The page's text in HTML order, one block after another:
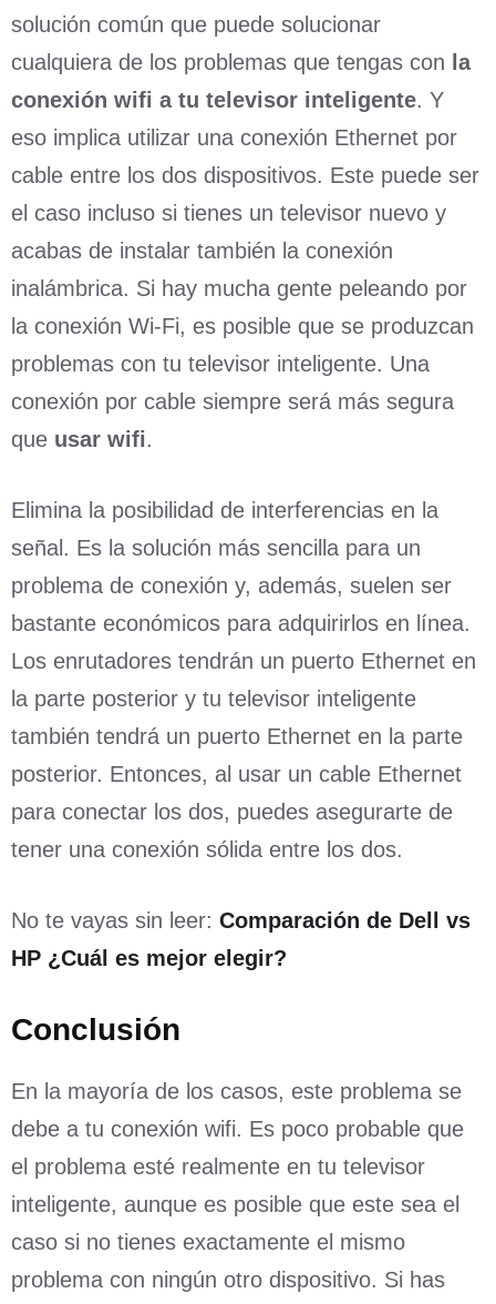
solución común que puede solucionar
cualquiera de los problemas que tengas con la
conexión wifi a tu televisor inteligente. Y
eso implica utilizar una conexión Ethernet por
cable entre los dos dispositivos. Este puede ser
el caso incluso si tienes un televisor nuevo y
acabas de instalar también la conexión
inalámbrica. Si hay mucha gente peleando por
la conexión Wi-Fi, es posible que se produzcan
problemas con tu televisor inteligente. Una
conexión por cable siempre será más segura
que usar wifi.
Elimina la posibilidad de interferencias en la
señal. Es la solución más sencilla para un
problema de conexión y, además, suelen ser
bastante económicos para adquirirlos en línea.
Los enrutadores tendrán un puerto Ethernet en
la parte posterior y tu televisor inteligente
también tendrá un puerto Ethernet en la parte
posterior. Entonces, al usar un cable Ethernet
para conectar los dos, puedes asegurarte de
tener una conexión sólida entre los dos.
No te vayas sin leer: Comparación de Dell vs
HP ¿Cuál es mejor elegir?
Conclusión
En la mayoría de los casos, este problema se
debe a tu conexión wifi. Es poco probable que
el problema esté realmente en tu televisor
inteligente, aunque es posible que este sea el
caso si no tienes exactamente el mismo
problema con ningún otro dispositivo. Si has